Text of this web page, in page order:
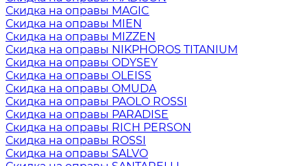
Скидка на оправы MAGIC
Скидка на оправы MIEN
Скидка на оправы MIZZEN
Скидка на оправы NIKPHOROS TITANIUM
Скидка на оправы ODYSEY
Скидка на оправы OLEISS
Скидка на оправы OMUDA
Скидка на оправы PAOLO ROSSI
Скидка на оправы PARADISE
Скидка на оправы RICH PERSON
Скидка на оправы ROSSI
Скидка на оправы SALVO